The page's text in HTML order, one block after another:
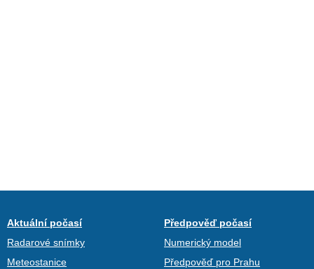
Aktuální počasí
Radarové snímky
Meteostanice
Předpověď počasí
Numerický model
Předpověď pro Prahu